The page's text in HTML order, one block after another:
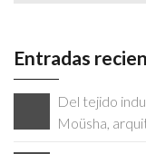
Entradas
Del tejido
Moüsha,